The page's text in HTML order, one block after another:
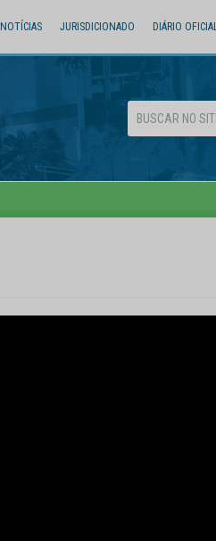
NOTÍCIAS JURISDICIONADO DIÁRIO OFICIAL